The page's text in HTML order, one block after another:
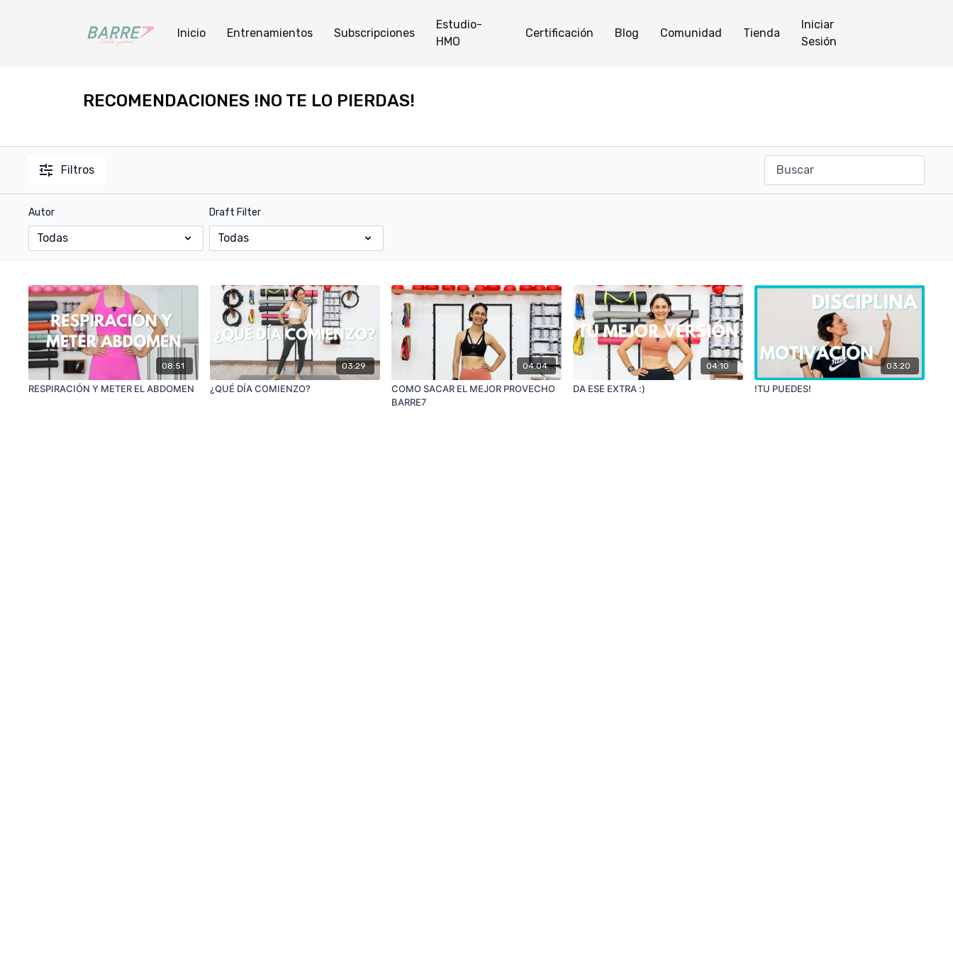
Inicio Entrenamientos Subscripciones
Estudio-
HMO
Certificación Blog Comunidad Tienda
Iniciar
Sesión
RECOMENDACIONES !NO TE LO PIERDAS!
Filtros
Autor Draft Filter
08:51
RESPIRACIÓN Y METER EL ABDOMEN
03:29
¿QUÉ DÍA COMIENZO?
04:04
COMO SACAR EL MEJOR PROVECHO
BARRE7
04:10
DA ESE EXTRA :)
03:20
!TU PUEDES!